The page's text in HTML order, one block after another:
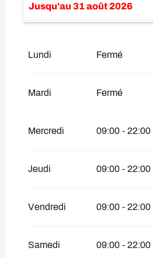
Jusqu'au 31 août 2026
Du1 septembre 2026
septembre 2026
Lundi Fermé
Mardi Fermé
Mercredi 09:00 - 22:00
Jeudi 09:00 - 22:00
Vendredi 09:00 - 22:00
Samedi 09:00 - 22:00